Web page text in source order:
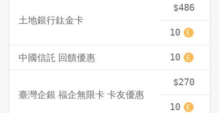
土地銀行鈦金卡
$486
10
中國信託 回饋優惠 10
臺灣企銀 福企無限卡 卡友優惠
$270
10